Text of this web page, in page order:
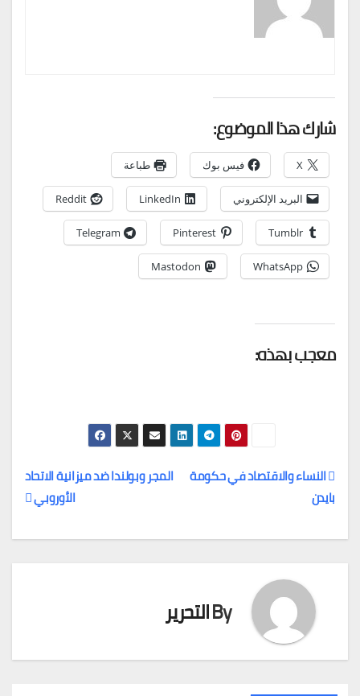
شارك هذا الموضوع:
X فيس بوك طباعة
البريد الإلكتروني LinkedIn
Reddit
Tumblr
Pinterest
Telegram
WhatsApp
Mastodon
معجب بهذه:
تصفّح
المقالات
المجر وبولندا ضد ميزانية الاتحاد
الأوروبي
النساء والاقتصاد في حكومة
بايدن
Byالتحرير